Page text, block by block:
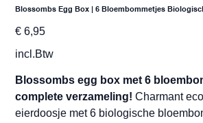
Blossombs Egg Box | 6 Bloembommetjes
Prijs
€ 6,95
incl.Btw
Blossombs egg box met 6
complete verzameling! Charmant
eierdoosje met 6 biologische